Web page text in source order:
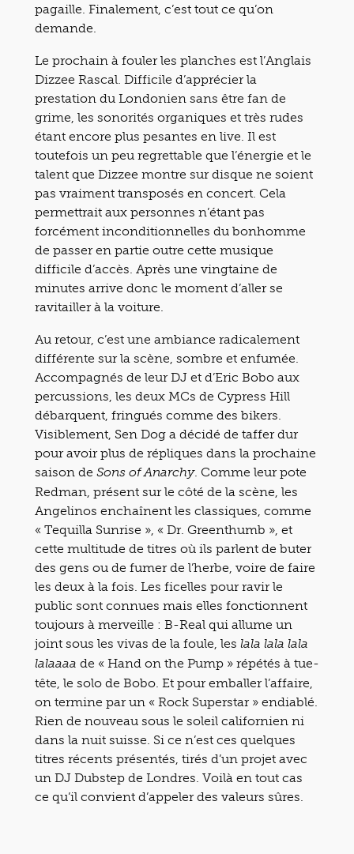
pagaille. Finalement, c’est tout ce qu’on
demande.
Le prochain à fouler les planches est l’Anglais
Dizzee Rascal. Difficile d’apprécier la
prestation du Londonien sans être fan de
grime, les sonorités organiques et très rudes
étant encore plus pesantes en live. Il est
toutefois un peu regrettable que l’énergie et le
talent que Dizzee montre sur disque ne soient
pas vraiment transposés en concert. Cela
permettrait aux personnes n’étant pas
forcément inconditionnelles du bonhomme
de passer en partie outre cette musique
difficile d’accès. Après une vingtaine de
minutes arrive donc le moment d’aller se
ravitailler à la voiture.
Au retour, c’est une ambiance radicalement
différente sur la scène, sombre et enfumée.
Accompagnés de leur DJ et d’Eric Bobo aux
percussions, les deux MCs de Cypress Hill
débarquent, fringués comme des bikers.
Visiblement, Sen Dog a décidé de taffer dur
pour avoir plus de répliques dans la prochaine
saison de Sons of Anarchy. Comme leur pote
Redman, présent sur le côté de la scène, les
Angelinos enchaînent les classiques, comme
« Tequilla Sunrise », « Dr. Greenthumb », et
cette multitude de titres où ils parlent de buter
des gens ou de fumer de l’herbe, voire de faire
les deux à la fois. Les ficelles pour ravir le
public sont connues mais elles fonctionnent
toujours à merveille : B-Real qui allume un
joint sous les vivas de la foule, les lala lala lala
lalaaaa de « Hand on the Pump » répétés à tue-
tête, le solo de Bobo. Et pour emballer l’affaire,
on termine par un « Rock Superstar » endiablé.
Rien de nouveau sous le soleil californien ni
dans la nuit suisse. Si ce n’est ces quelques
titres récents présentés, tirés d’un projet avec
un DJ Dubstep de Londres. Voilà en tout cas
ce qu’il convient d’appeler des valeurs sûres.